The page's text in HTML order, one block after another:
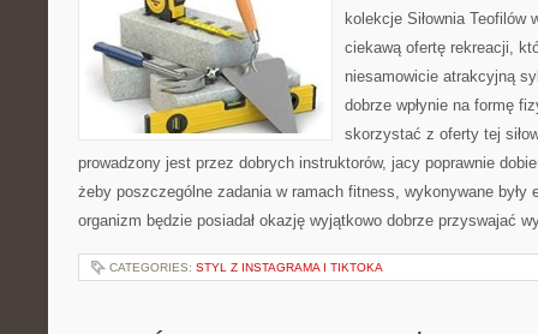
kolekcje Siłownia Teofilów
ciekawą ofertę rekreacji,
niesamowicie atrakcyjną
dobrze wpłynie na formę
skorzystać z oferty tej
prowadzony jest przez dobrych instruktorów, jacy poprawnie
żeby poszczególne zadania w ramach fitness, wykonywane były
organizm będzie posiadał okazję wyjątkowo dobrze przyswajać
CATEGORIES: STYL Z INSTAGRAMA I TIKTOKA